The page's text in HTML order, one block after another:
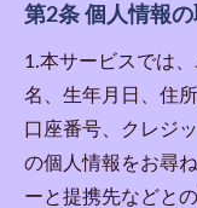
第2条 個人情報
1.本サービスでは
名、生年月日、住
口座番号、クレジ
の個人情報をお尋
ーと提携先などと